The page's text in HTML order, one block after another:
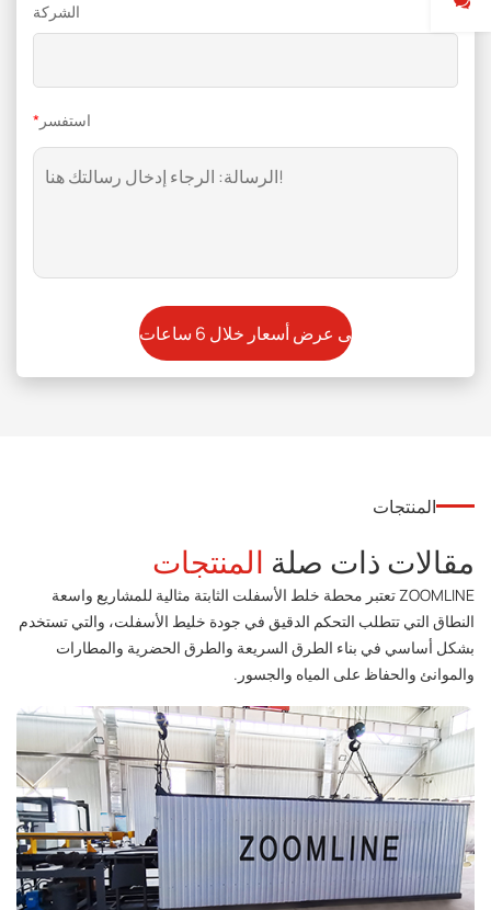
الشركة
* استفسر
المنتجات
مقالات ذات صلة المنتجات
ZOOMLINE تعتبر محطة خلط الأسفلت الثابتة مثالية للمشاريع واسعة
النطاق التي تتطلب التحكم الدقيق في جودة خليط الأسفلت، والتي تستخدم
بشكل أساسي في بناء الطرق السريعة والطرق الحضرية والمطارات
والموانئ والحفاظ على المياه والجسور.